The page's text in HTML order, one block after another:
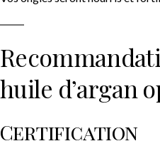
huile d’argan
Certification